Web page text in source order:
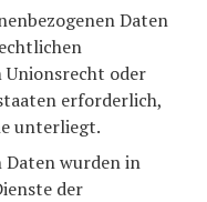
Daten
oder
erforderlich,
unterliegt.
Daten wurden in
der